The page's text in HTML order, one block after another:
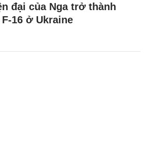
đại của Nga trở thành
F-16 ở Ukraine